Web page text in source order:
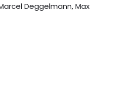
Deggelmann, Max